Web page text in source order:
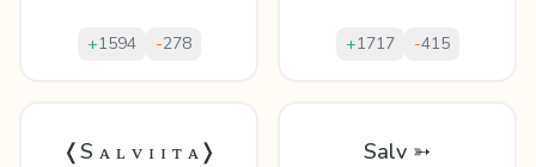
+1594 -278 +1717 -415
❬S ᴀ ʟ ᴠ ɪ ɪ ᴛ ᴀ❭ Salv ➳